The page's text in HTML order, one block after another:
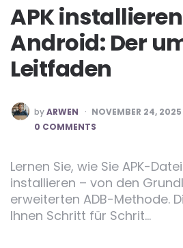
APK
Android: Der
Leitfaden
POSTED
BY
byARWEN NOVEMBER 24, 2025
0 COMMENTS
Lernen Sie, wie Sie APK-
installieren – von den
erweiterten ADB-Methode.
Ihnen Schritt für Schrit…